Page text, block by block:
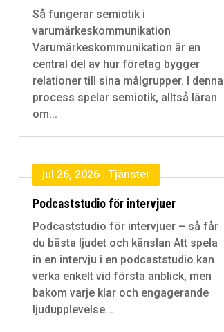
Så fungerar semiotik i
varumärkeskommunikation
Varumärkeskommunikation är en
central del av hur företag bygger
relationer till sina målgrupper. I denna
process spelar semiotik, alltså läran
om...
Podcaststudio för intervjuer
jul 26, 2026| Tjänster
Podcaststudio för intervjuer – så får
du bästa ljudet och känslan Att spela
in en intervju i en podcaststudio kan
verka enkelt vid första anblick, men
bakom varje klar och engagerande
ljudupplevelse...